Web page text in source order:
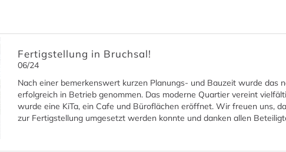
Fertigstellung in Bruchsal!
06/24
Nach einer bemerkenswert kurzen Planungs- und Bauzeit wurde das
erfolgreich in Betrieb genommen. Das moderne Quartier vereint
wurde eine KiTa, ein Cafe und Büroflächen eröffnet. Wir freuen uns,
zur Fertigstellung umgesetzt werden konnte und danken allen